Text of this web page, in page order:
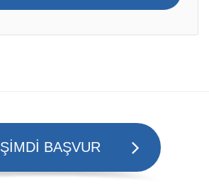
ŞİMDİ BAŞVUR